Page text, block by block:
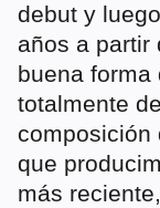
debut y
años a partir
buena forma
totalmente
composición
que
más